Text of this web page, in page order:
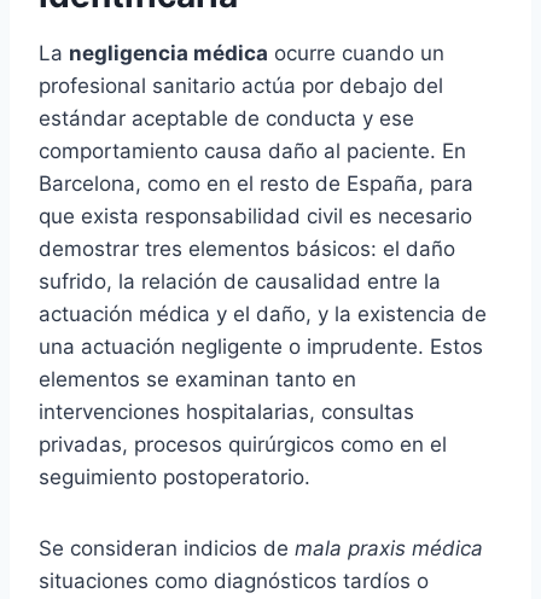
La negligencia médica ocurre cuando un
profesional sanitario actúa por debajo del
estándar aceptable de conducta y ese
comportamiento causa daño al paciente. En
Barcelona, como en el resto de España, para
que exista responsabilidad civil es necesario
demostrar tres elementos básicos: el daño
sufrido, la relación de causalidad entre la
actuación médica y el daño, y la existencia de
una actuación negligente o imprudente. Estos
elementos se examinan tanto en
intervenciones hospitalarias, consultas
privadas, procesos quirúrgicos como en el
seguimiento postoperatorio.
Se consideran indicios de mala praxis médica
situaciones como diagnósticos tardíos o